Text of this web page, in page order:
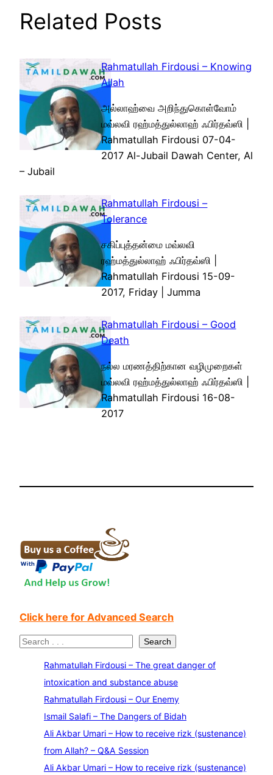
Related Posts
Rahmatullah Firdousi – Knowing
Allah
அல்லாஹ்வை அறிந்துகொள்வோம்
மவ்லவி ரஹ்மத்துல்லாஹ் ஃபிர்தவ்ஸி |
Rahmatullah Firdousi 07-04-
2017 Al-Jubail Dawah Center, Al
– Jubail
Rahmatullah Firdousi –
Tolerance
சகிப்புத்தன்மை மவ்லவி
ரஹ்மத்துல்லாஹ் ஃபிர்தவ்ஸி |
Rahmatullah Firdousi 15-09-
2017, Friday | Jumma
Rahmatullah Firdousi – Good
Death
நல்ல மரணத்திற்கான வழிமுறைகள்
மவ்லவி ரஹ்மத்துல்லாஹ் ஃபிர்தவ்ஸி |
Rahmatullah Firdousi 16-08-
2017
Click here for Advanced Search
S
Search
Rahmatullah Firdousi – The great danger of
intoxication and substance abuse
Rahmatullah Firdousi – Our Enemy
Ismail Salafi – The Dangers of Bidah
Ali Akbar Umari – How to receive rizk (sustenance)
from Allah? – Q&A Session
Ali Akbar Umari – How to receive rizk (sustenance)